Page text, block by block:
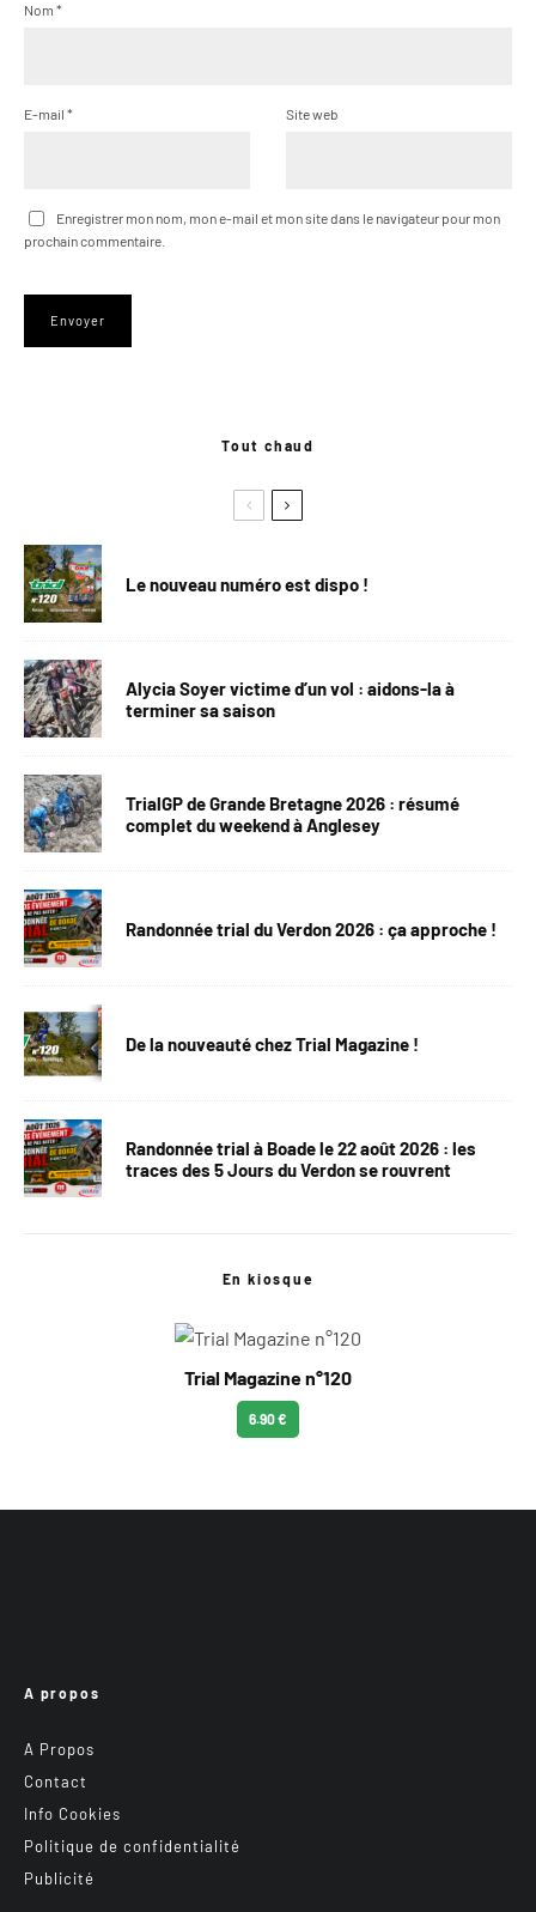
Nom *
E-mail * Site web
Enregistrer mon nom, mon e-mail et mon site dans le navigateur pour mon
prochain commentaire.
Tout chaud
Le nouveau numéro est dispo !
Alycia Soyer victime d’un vol : aidons-la à
terminer sa saison
TrialGP de Grande Bretagne 2026 : résumé
complet du weekend à Anglesey
Randonnée trial du Verdon 2026 : ça approche !
De la nouveauté chez Trial Magazine !
Randonnée trial à Boade le 22 août 2026 : les
traces des 5 Jours du Verdon se rouvrent
En kiosque
Trial Magazine n°120
6.90 €
A propos
A Propos
Contact
Info Cookies
Politique de confidentialité
Publicité